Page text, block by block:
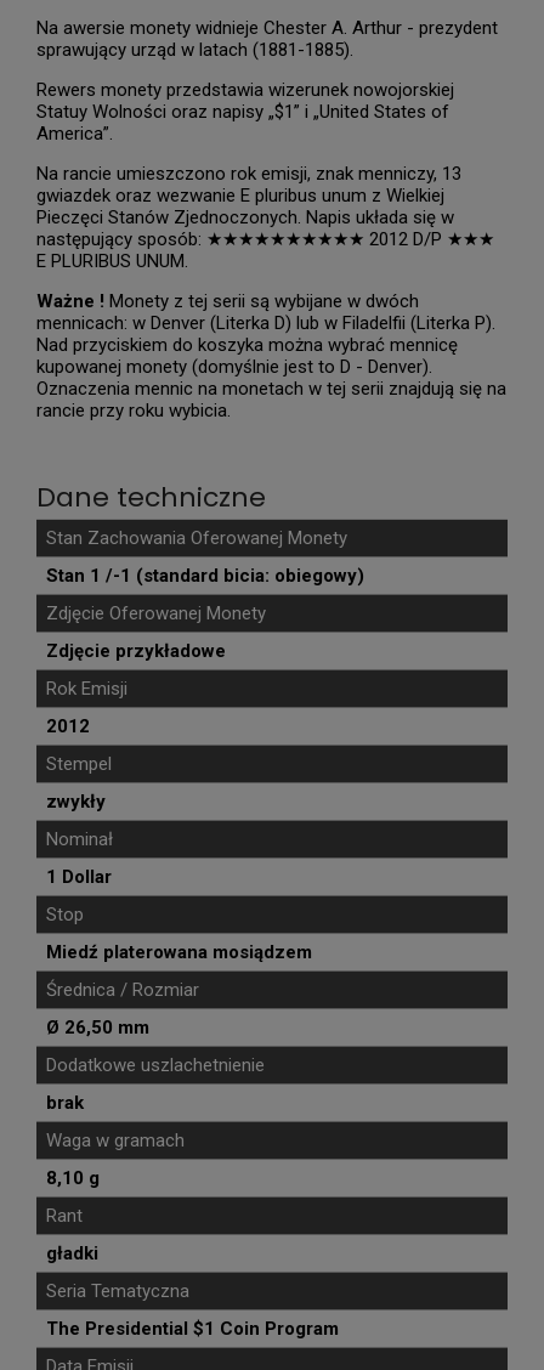
Na awersie monety widnieje Chester A. Arthur - prezydent
sprawujący urząd w latach (1881-1885).
Rewers monety przedstawia wizerunek nowojorskiej
Statuy Wolności oraz napisy „$1” i „United States of
America”.
Na rancie umieszczono rok emisji, znak menniczy, 13
gwiazdek oraz wezwanie E pluribus unum z Wielkiej
Pieczęci Stanów Zjednoczonych. Napis układa się w
następujący sposób: ★★★★★★★★★★ 2012 D/P ★★★
E PLURIBUS UNUM.
Ważne ! Monety z tej serii są wybijane w dwóch
mennicach: w Denver (Literka D) lub w Filadelfii (Literka P).
Nad przyciskiem do koszyka można wybrać mennicę
kupowanej monety (domyślnie jest to D - Denver).
Oznaczenia mennic na monetach w tej serii znajdują się na
rancie przy roku wybicia.
Dane techniczne
Stan Zachowania Oferowanej Monety
Stan 1 /-1 (standard bicia: obiegowy)
Zdjęcie Oferowanej Monety
Zdjęcie przykładowe
Rok Emisji
2012
Stempel
zwykły
Nominał
1 Dollar
Stop
Miedź platerowana mosiądzem
Średnica / Rozmiar
Ø 26,50 mm
Dodatkowe uszlachetnienie
brak
Waga w gramach
8,10 g
Rant
gładki
Seria Tematyczna
The Presidential $1 Coin Program